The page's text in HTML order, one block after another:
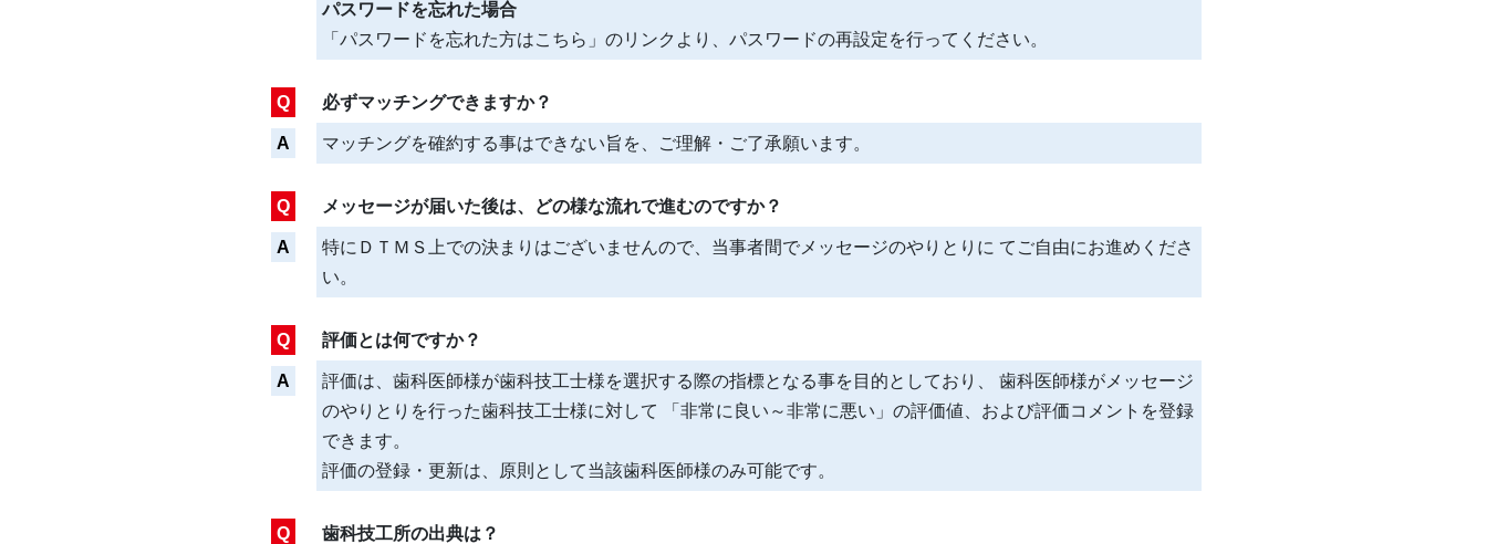
パスワードを忘れた場合
「パスワードを忘れた方はこちら」のリンクより、パスワードの再設定を行ってください。
Q 必ずマッチングできますか？
A マッチングを確約する事はできない旨を、ご理解・ご了承願います。
Q メッセージが届いた後は、どの様な流れで進むのですか？
A
特にＤＴＭＳ上での決まりはございませんので、当事者間でメッセージのやりとりに てご自由にお進めくださ
い。
Q 評価とは何ですか？
A
評価は、歯科医師様が歯科技工士様を選択する際の指標となる事を目的としており、 歯科医師様がメッセージ
のやりとりを行った歯科技工士様に対して 「非常に良い～非常に悪い」の評価値、および評価コメントを登録
できます。
評価の登録・更新は、原則として当該歯科医師様のみ可能です。
Q 歯科技工所の出典は？